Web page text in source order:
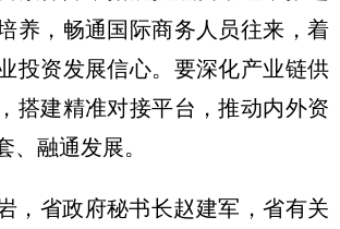
养，畅通国际商务人员往来，着
投资发展信心。要深化产业链供
搭建精准对接平台，推动内外资
、融通发展。
，省政府秘书长赵建军，省有关